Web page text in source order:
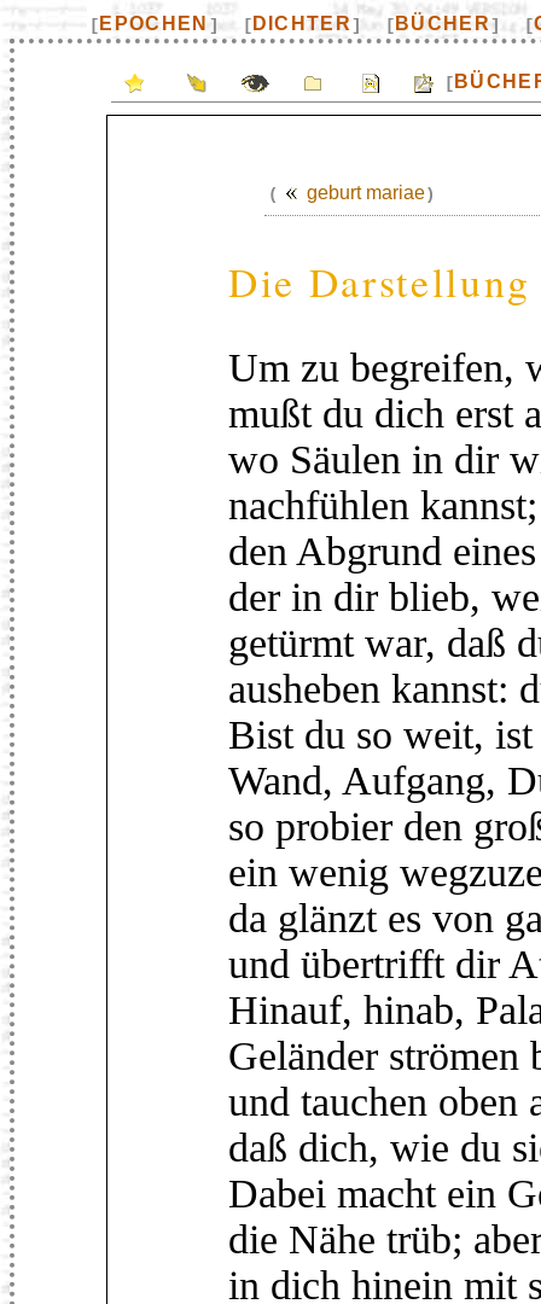
[ EPOCHEN ] [ DICHTER] [ BÜCHER] [
[
( geburt mariae)
Die
Um zu begreifen,
mußt du dich erst
wo Säulen in dir
nachfühlen
den Abgrund
der in dir blieb,
getürmt war, daß
ausheben kannst:
Bist du so weit,
Wand, Aufgang,
so probier den
ein wenig
da glänzt es von
und übertrifft dir
Hinauf, hinab,
Geländer strömen
und tauchen oben
daß dich, wie du
Dabei macht ein
die Nähe trüb;
in dich hinein mit